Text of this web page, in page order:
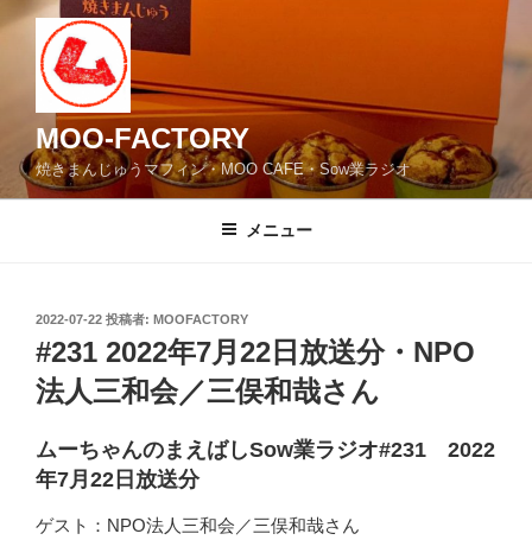
MOO-FACTORY
焼きまんじゅうマフィン・MOO CAFE・Sow業ラジオ
メニュー
投
稿
日:
2022-07-22 投稿者: MOOFACTORY
#231 2022年7月22日放送分・NPO
法人三和会／三俣和哉さん
ムーちゃんのまえばしSow業ラジオ#231 2022
年7月22日放送分
ゲスト：NPO法人三和会／三俣和哉さん